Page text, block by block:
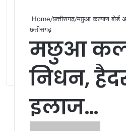
Home/छत्तीसगढ़/मछुआ कल्याण बोर्ड
छत्तीसगढ़
मछुआ
निधन,
इलाज…